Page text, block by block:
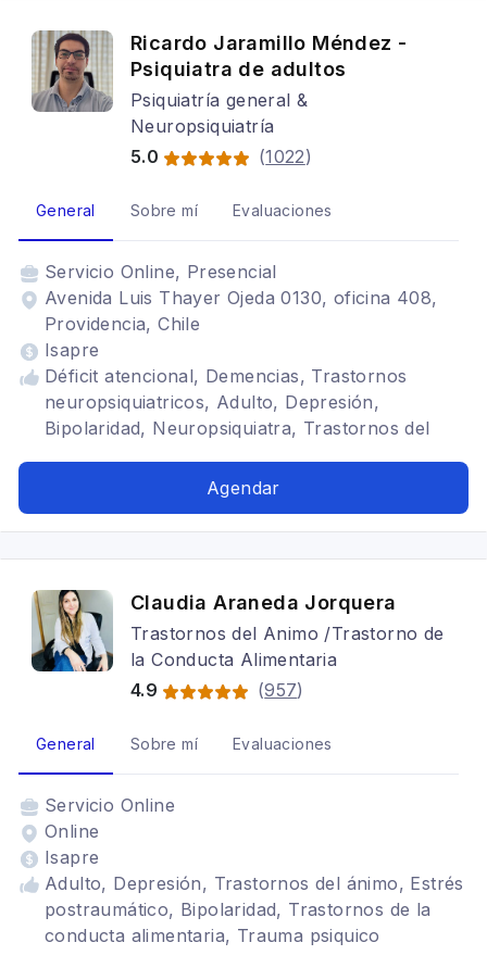
Ricardo Jaramillo Méndez -
Psiquiatra de adultos
Psiquiatría general &
Neuropsiquiatría
5.0
(1022)
General Sobre mí Evaluaciones
Servicio Online, Presencial
Avenida Luis Thayer Ojeda 0130, oficina 408,
Providencia, Chile
Isapre
Déficit atencional, Demencias, Trastornos
neuropsiquiatricos, Adulto, Depresión,
Bipolaridad, Neuropsiquiatra, Trastornos del
Agendar
Claudia Araneda Jorquera
Trastornos del Animo /Trastorno de
la Conducta Alimentaria
4.9
(957)
General Sobre mí Evaluaciones
Servicio Online
Online
Isapre
Adulto, Depresión, Trastornos del ánimo, Estrés
postraumático, Bipolaridad, Trastornos de la
conducta alimentaria, Trauma psiquico